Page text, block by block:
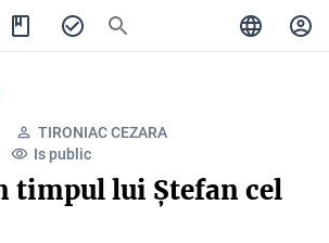
TIRONIAC CEZARA
Is public
timpul lui Ștefan cel